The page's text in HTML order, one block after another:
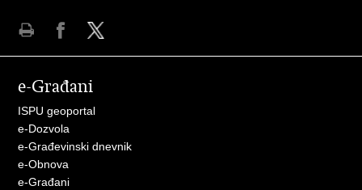
FacebookuTwitteru
e-Građani
ISPU geoportal
e-Dozvola
e-Građevinski dnevnik
e-Obnova
e-Građani